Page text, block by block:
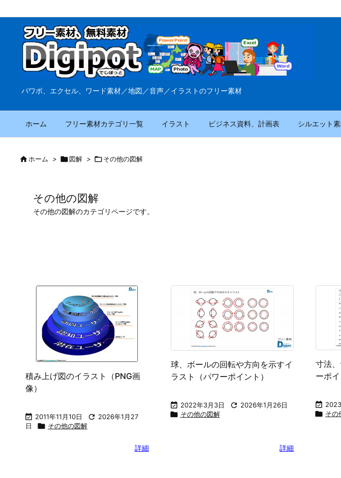
パワポ、エクセル、ワード素材／地図／音声／イラストのフリー素材
ホーム フリー素材カテゴリ一覧 イラスト ビジネス資料、計画表 シルエット
ホーム > 図解 > その他の図解
その他の図解
その他の図解のカテゴリページです。
積み上げ図のイラスト（PNG画
像）
 2011年11月10日  2026年1月27
日
 その他の図解
詳細
球、ボールの回転や方向を示すイ
ラスト（パワーポイント）
 2022年3月3日  2026年1月26日
 その他の図解
詳細
寸法
ーポ

 その